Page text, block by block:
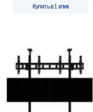
Купить в 1 клик